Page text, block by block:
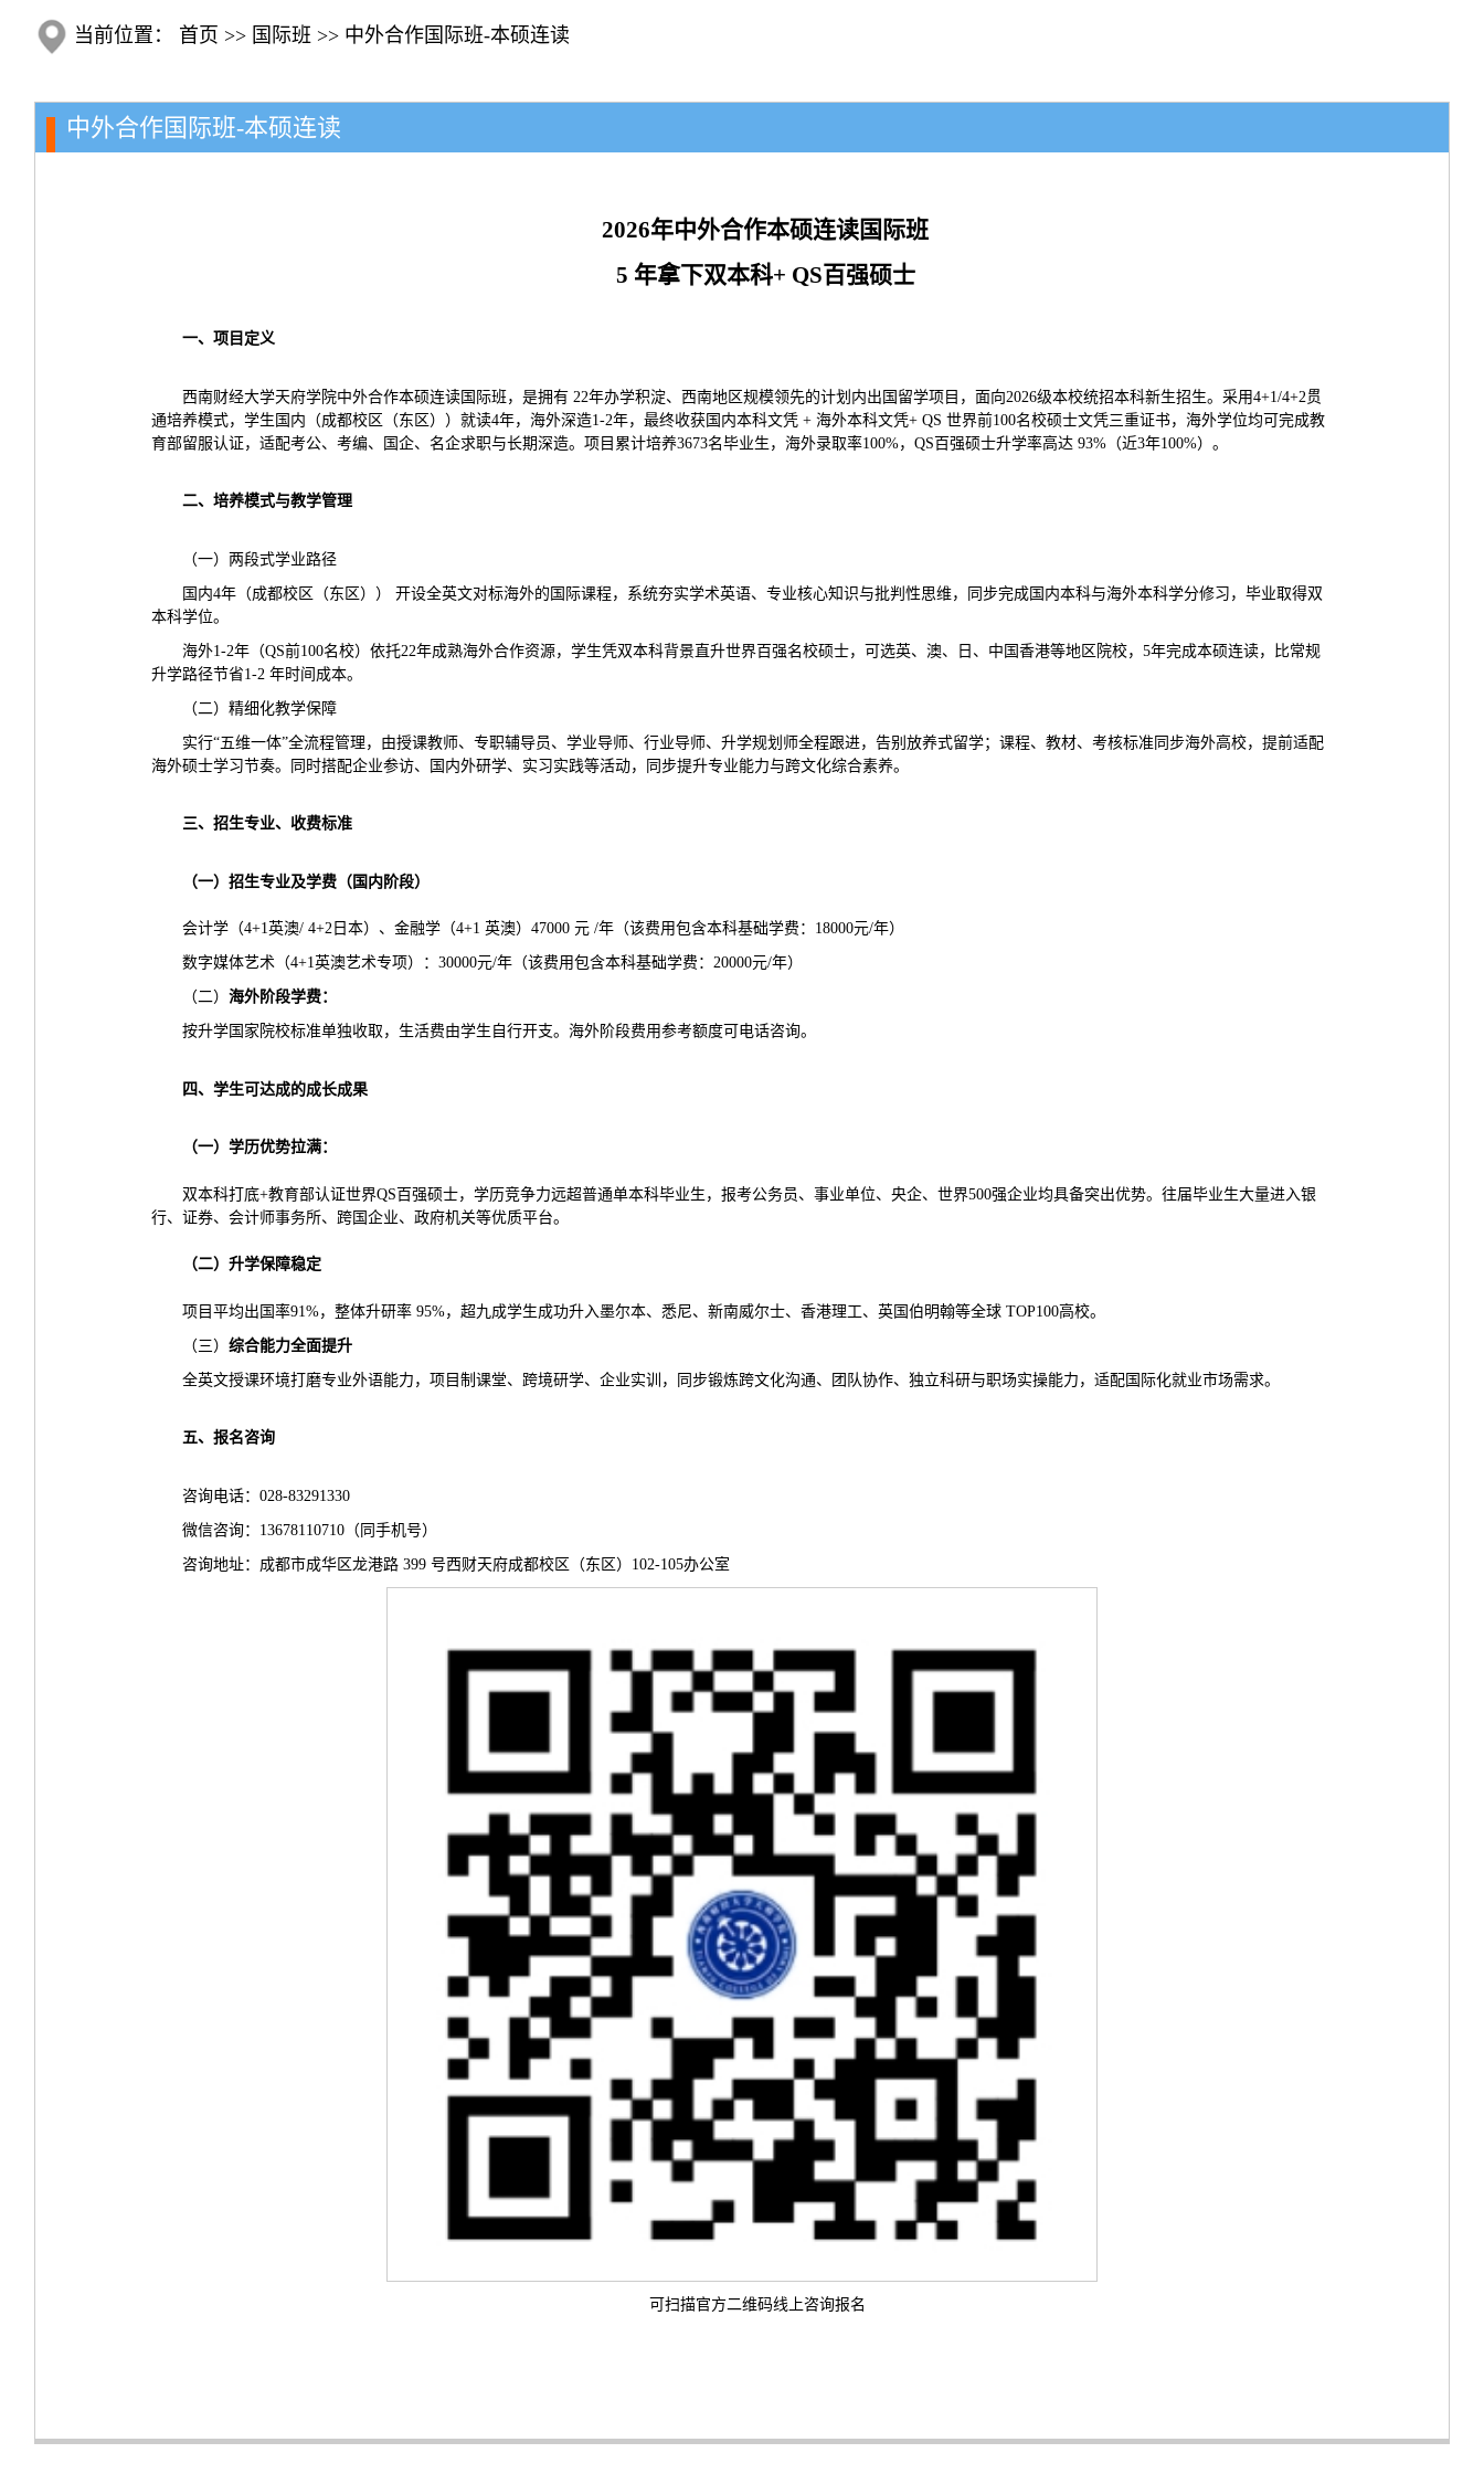
当前位置： 首页 >> 国际班 >> 中外合作国际班-本硕连读
中外合作国际班-本硕连读
2026年中外合作本硕连读国际班
5 年拿下双本科+ QS百强硕士
一、项目定义
西南财经大学天府学院中外合作本硕连读国际班，是拥有 22年办学积淀、西南地区规模领先的计划内出国留学项目，面向2026级本校统招本科新生招生。采用4+1/4+2贯
通培养模式，学生国内（成都校区（东区））就读4年，海外深造1-2年，最终收获国内本科文凭 + 海外本科文凭+ QS 世界前100名校硕士文凭三重证书，海外学位均可完成教
育部留服认证，适配考公、考编、国企、名企求职与长期深造。项目累计培养3673名毕业生，海外录取率100%，QS百强硕士升学率高达 93%（近3年100%）。
二、培养模式与教学管理
（一）两段式学业路径
国内4年（成都校区（东区）） 开设全英文对标海外的国际课程，系统夯实学术英语、专业核心知识与批判性思维，同步完成国内本科与海外本科学分修习，毕业取得双
本科学位。
海外1-2年（QS前100名校）依托22年成熟海外合作资源，学生凭双本科背景直升世界百强名校硕士，可选英、澳、日、中国香港等地区院校，5年完成本硕连读，比常规
升学路径节省1-2 年时间成本。
（二）精细化教学保障
实行“五维一体”全流程管理，由授课教师、专职辅导员、学业导师、行业导师、升学规划师全程跟进，告别放养式留学；课程、教材、考核标准同步海外高校，提前适配
海外硕士学习节奏。同时搭配企业参访、国内外研学、实习实践等活动，同步提升专业能力与跨文化综合素养。
三、 招生专业、 收费标准
（一） 招生专业及学费（国内阶段）
会计学（4+1英澳/ 4+2日本）、金融学（4+1 英澳）47000 元 /年（该费用包含本科基础学费：18000元/年）
数字媒体艺术（4+1英澳艺术专项）：30000元/年（该费用包含本科基础学费：20000元/年）
（二） 海外阶段学费：
按升学国家院校标准单独收取，生活费由学生自行开支。海外阶段费用参考额度可电话咨询。
四、学生可达成的成长成果
（一） 学历优势拉满：
双本科打底+教育部认证世界QS百强硕士，学历竞争力远超普通单本科毕业生，报考公务员、事业单位、央企、世界500强企业均具备突出优势。往届毕业生大量进入银
行、证券、会计师事务所、跨国企业、政府机关等优质平台。
（二） 升学保障稳定
项目平均出国率91%，整体升研率 95%，超九成学生成功升入墨尔本、悉尼、新南威尔士、香港理工、英国伯明翰等全球 TOP100高校。
（三） 综合能力全面提升
全英文授课环境打磨专业外语能力，项目制课堂、跨境研学、企业实训，同步锻炼跨文化沟通、团队协作、独立科研与职场实操能力，适配国际化就业市场需求。
五、报名咨询
咨询电话：028-83291330
微信咨询：13678110710（同手机号）
咨询地址：成都市成华区龙港路 399 号西财天府成都校区（东区）102-105办公室
可扫描官方二维码线上咨询报名